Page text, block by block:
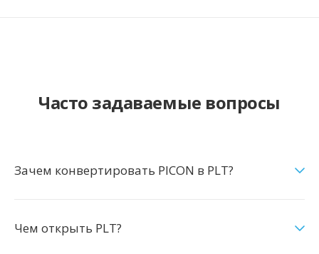
Часто задаваемые вопросы
Зачем конвертировать PICON в PLT?
Чем открыть PLT?